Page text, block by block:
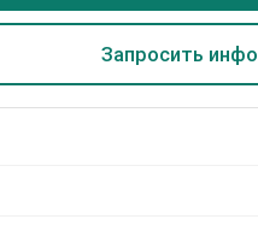
Запросить инфо